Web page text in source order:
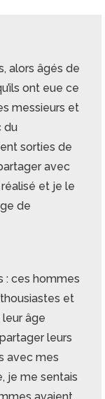
alors âgés de
ont eue ce
messieurs et
du
sorties de
avec
et je le
de
: ces hommes
et
âge
leurs
avec mes
je me sentais
avaient